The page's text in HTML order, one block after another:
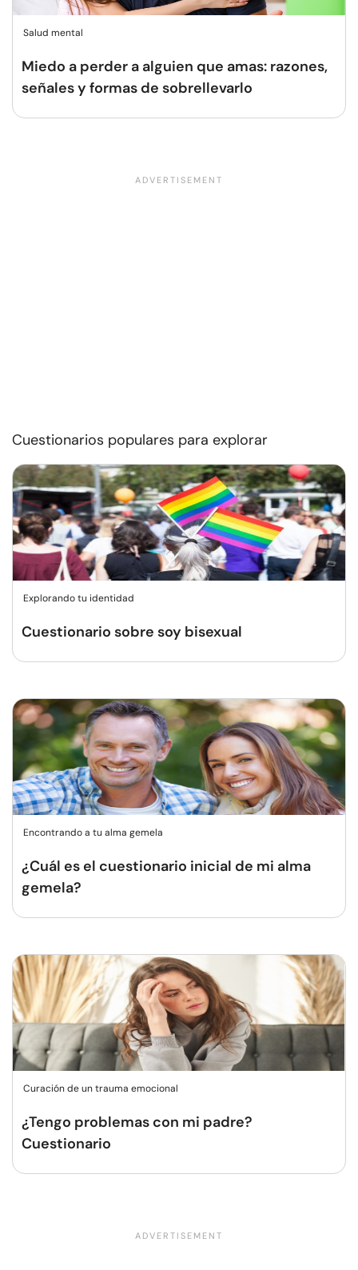
Salud mental
Miedo a perder a alguien que amas: razones,
señales y formas de sobrellevarlo
Cuestionarios populares para explorar
Explorando tu identidad
Cuestionario sobre soy bisexual
Encontrando a tu alma gemela
¿Cuál es el cuestionario inicial de mi alma
gemela?
Curación de un trauma emocional
¿Tengo problemas con mi padre?
Cuestionario